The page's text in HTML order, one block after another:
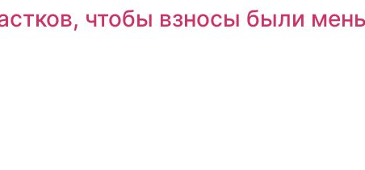
чтобы взносы были